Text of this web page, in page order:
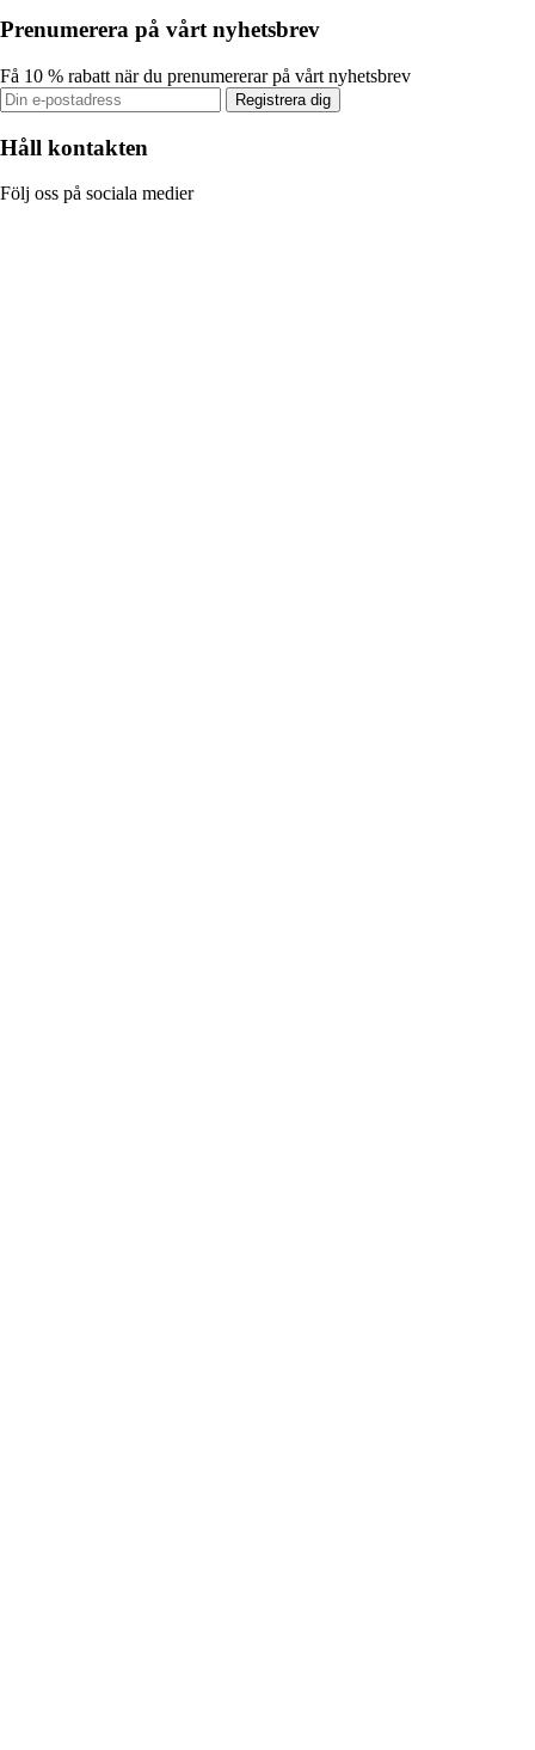
Prenumerera på vårt nyhetsbrev
Få 10 % rabatt när du prenumererar på vårt nyhetsbrev
Registrera dig
Håll kontakten
Följ oss på sociala medier